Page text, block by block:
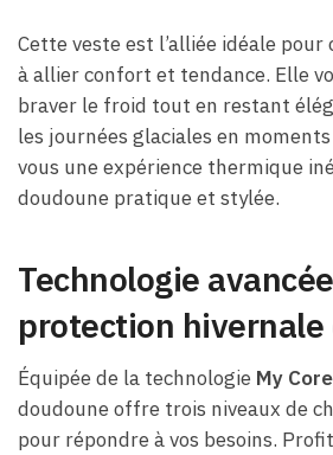
Cette veste est l’alliée idéale
à allier confort et tendance. Elle
braver le froid tout en restant
les journées glaciales en
vous une expérience thermique
doudoune pratique et stylée.
Technologie
protection
Équipée de la technologie My
doudoune offre trois niveaux de
pour répondre à vos besoins.